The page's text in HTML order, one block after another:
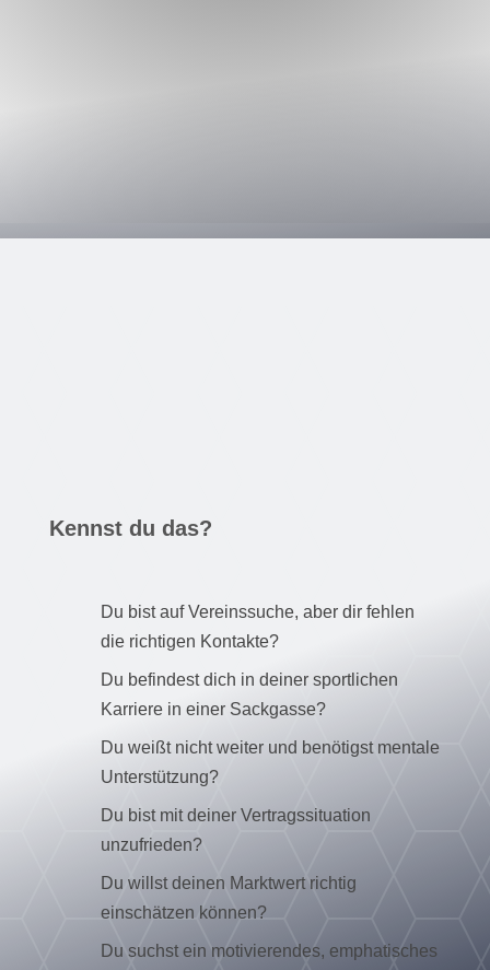
Kennst du das?
Du bist auf Vereinssuche, aber dir fehlen
die richtigen Kontakte?
Du befindest dich in deiner sportlichen
Karriere in einer Sackgasse?
Du weißt nicht weiter und benötigst mentale
Unterstützung?
Du bist mit deiner Vertragssituation
unzufrieden?
Du willst deinen Marktwert richtig
einschätzen können?
Du suchst ein motivierendes, emphatisches